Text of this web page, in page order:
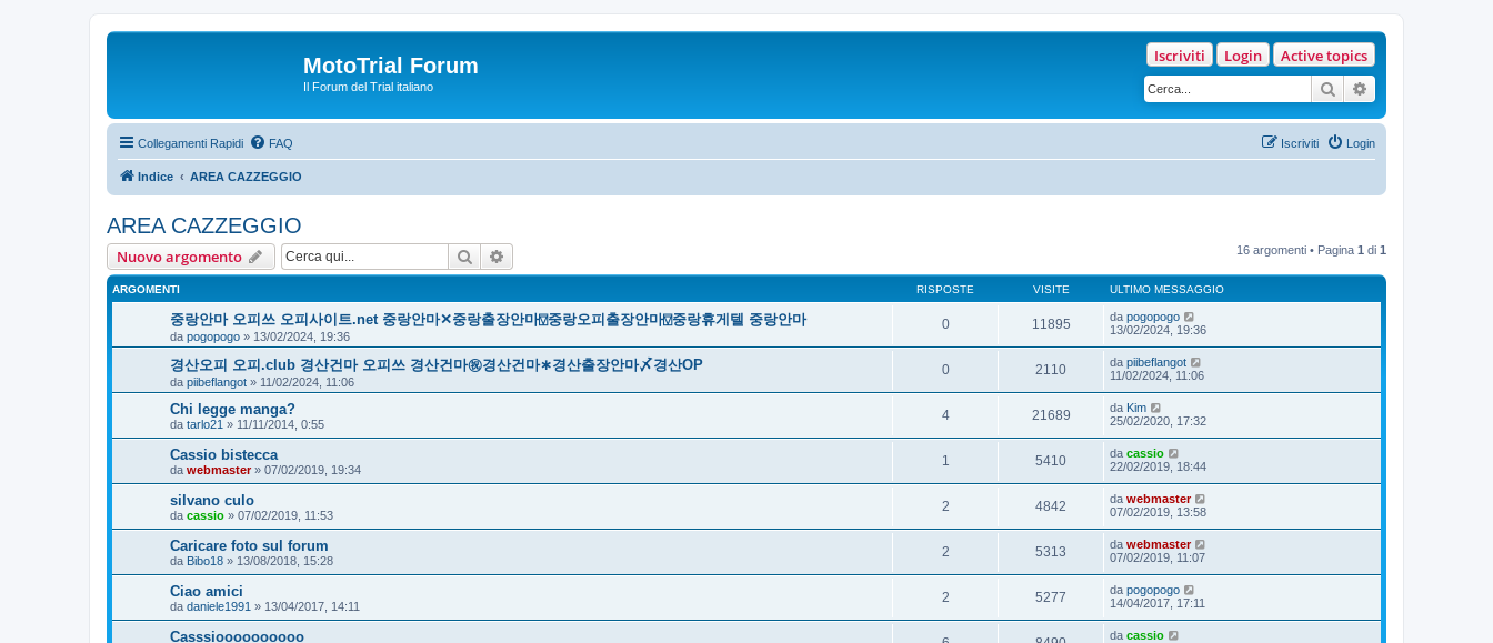
MotoTrial Forum
Il Forum del Trial italiano
Active topics
Login
Iscriviti
Cerca
Collegamenti Rapidi FAQ Login
Iscriviti
Indice AREA CAZZEGGIO
AREA CAZZEGGIO
Nuovo argomento Cerca 16 argomenti • Pagina 1 di 1
ARGOMENTI RISPOSTE VISITE ULTIMO MESSAGGIO
중랑안마 오피쓰 오피사이트.net 중랑안마✕중랑출장안마⍔중랑오피출장안마⍔중랑휴게텔 중랑안마
da pogopogo » 13/02/2024, 19:36
0 11895 da pogopogo
13/02/2024, 19:36
경산오피 오피.club 경산건마 오피쓰 경산건마㊗경산건마∗경산출장안마〆경산OP
da piibeflangot » 11/02/2024, 11:06
0 2110 da piibeflangot
11/02/2024, 11:06
Chi legge manga?
da tarlo21 » 11/11/2014, 0:55
4 21689 da Kim
25/02/2020, 17:32
Cassio bistecca
da webmaster» 07/02/2019, 19:34
1 5410 da cassio
22/02/2019, 18:44
silvano culo
da cassio » 07/02/2019, 11:53
2 4842 da webmaster
07/02/2019, 13:58
Caricare foto sul forum
da Bibo18 » 13/08/2018, 15:28
2 5313 da webmaster
07/02/2019, 11:07
Ciao amici
da daniele1991 » 13/04/2017, 14:11
2 5277 da pogopogo
14/04/2017, 17:11
Casssioooooooooo da cassio